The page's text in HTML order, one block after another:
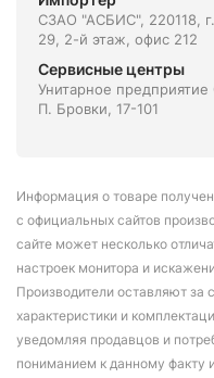
СЗАО "АСБИС", 220118,
29, 2-й этаж, офис 212
Сервисные центры
Унитарное
П. Бровки, 17-101
Информация о товаре
с официальных сайтов
сайте может несколько
настроек монитора и
Производители оставляют за
характеристики и
уведомляя продавцов и
пониманием к данному факту